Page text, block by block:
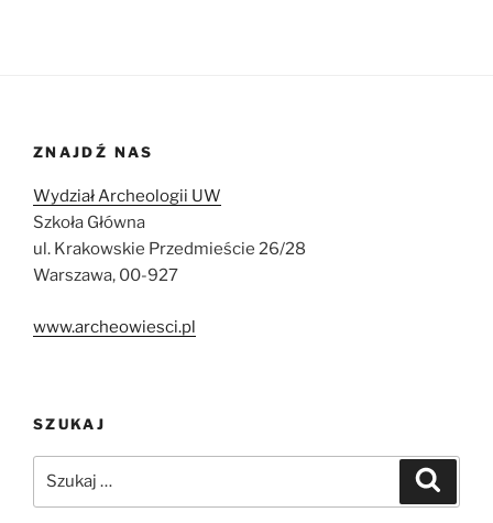
ZNAJDŹ NAS
Wydział Archeologii UW
Szkoła Główna
ul. Krakowskie Przedmieście 26/28
Warszawa, 00-927
www.archeowiesci.pl
SZUKAJ